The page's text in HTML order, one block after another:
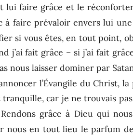
lui faire grâce et le
à faire prévaloir envers lui
si vous êtes, en tout point,
j’ai fait grâce – si j’ai fait
nous laisser dominer par
l’Évangile du Christ,
tranquille, car je ne trouvais
Rendons grâce à Dieu qui
en tout lieu le parfum de